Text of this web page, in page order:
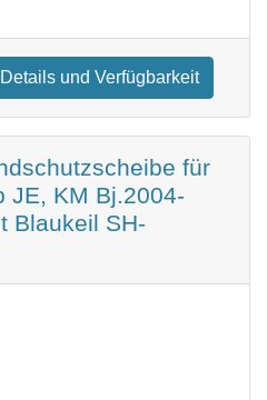
Details und Verfügbarkeit
für
JE, KM Bj.2004-
Blaukeil SH-